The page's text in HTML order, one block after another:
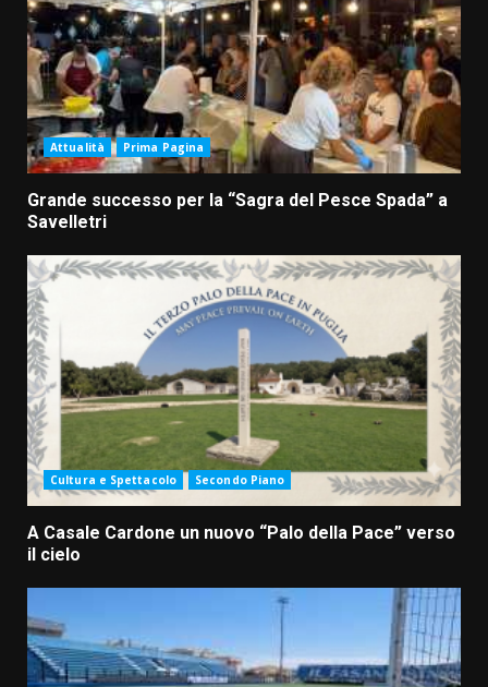
Attualità Prima Pagina
Grande successo per la “Sagra del Pesce Spada” a
Savelletri
Cultura e Spettacolo Secondo Piano
A Casale Cardone un nuovo “Palo della Pace” verso
il cielo